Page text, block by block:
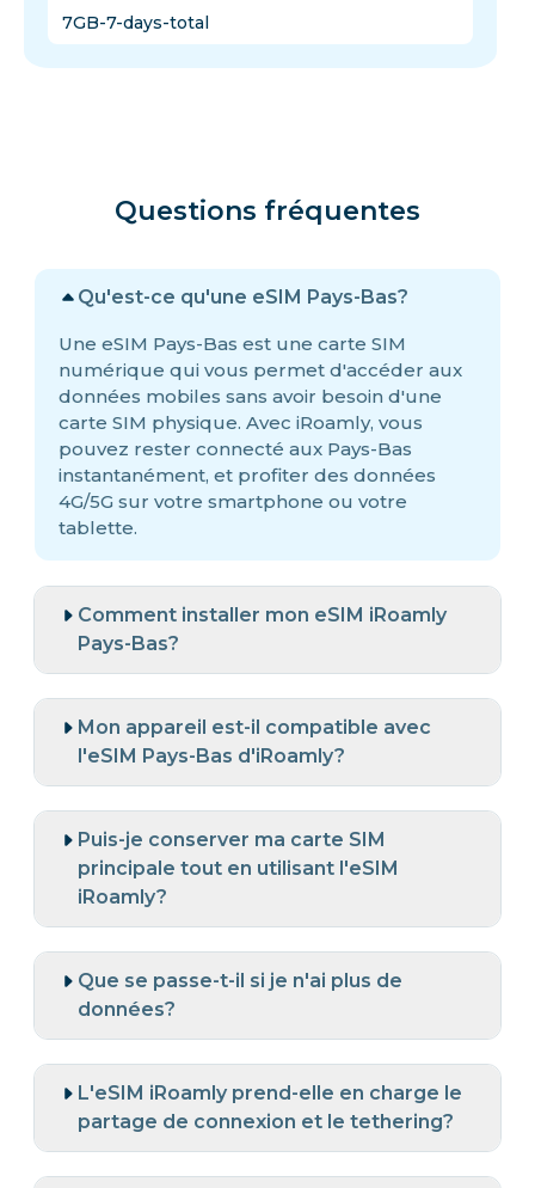
7GB-7-days-total
Questions fréquentes
Qu'est-ce qu'une eSIM Pays-Bas?
Une eSIM Pays-Bas est une carte SIM
numérique qui vous permet d'accéder aux
données mobiles sans avoir besoin d'une
carte SIM physique. Avec iRoamly, vous
pouvez rester connecté aux Pays-Bas
instantanément, et profiter des données
4G/5G sur votre smartphone ou votre
tablette.
Comment installer mon eSIM iRoamly
Pays-Bas?
Mon appareil est-il compatible avec
l'eSIM Pays-Bas d'iRoamly?
Puis-je conserver ma carte SIM
principale tout en utilisant l'eSIM
iRoamly?
Que se passe-t-il si je n'ai plus de
données?
L'eSIM iRoamly prend-elle en charge le
partage de connexion et le tethering?